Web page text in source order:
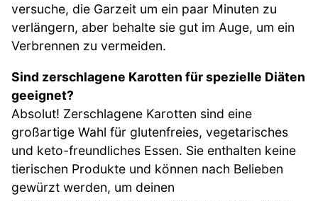
versuche, die Garzeit um ein paar Minuten zu
verlängern, aber behalte sie gut im Auge, um ein
Verbrennen zu vermeiden.
Sind zerschlagene Karotten für spezielle Diäten
geeignet?
Absolut! Zerschlagene Karotten sind eine
großartige Wahl für glutenfreies, vegetarisches
und keto-freundliches Essen. Sie enthalten keine
tierischen Produkte und können nach Belieben
gewürzt werden, um deinen